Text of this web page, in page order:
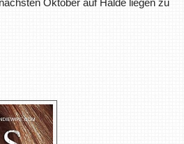
Oktober auf Halde liegen zu